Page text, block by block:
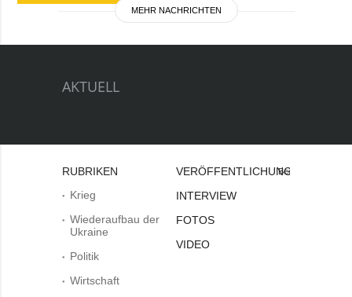
MEHR NACHRICHTEN
AKTUELL
RUBRIKEN
Krieg
Wiederaufbau der
Ukraine
Politik
Wirtschaft
VERÖFFENTLICHUNGEN
INTERVIEW
FOTOS
VIDEO
Bei